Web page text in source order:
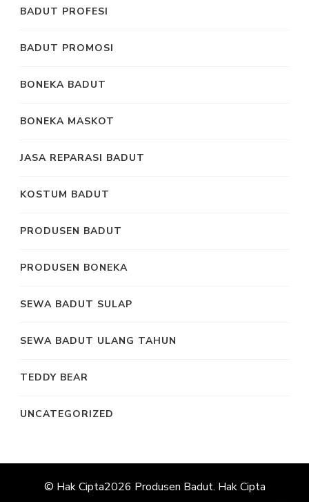
BADUT PROFESI
BADUT PROMOSI
BONEKA BADUT
BONEKA MASKOT
JASA REPARASI BADUT
KOSTUM BADUT
PRODUSEN BADUT
PRODUSEN BONEKA
SEWA BADUT SULAP
SEWA BADUT ULANG TAHUN
TEDDY BEAR
UNCATEGORIZED
© Hak Cipta2026 Produsen Badut. Hak Cipta